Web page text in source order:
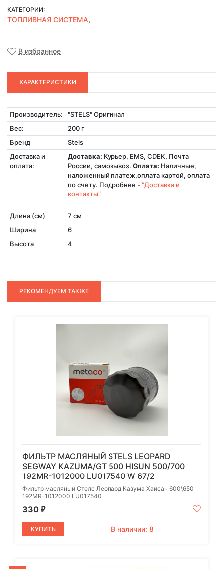
КАТЕГОРИИ:
ТОПЛИВНАЯ СИСТЕМА,
В избранное
ХАРАКТЕРИСТИКИ
Производитель:
"STELS" Оригинал
Вес:
200 г
Бренд
Stels
Доставка и
оплата:
Доставка: Курьер, EMS, CDEK, Почта
России, самовывоз. Оплата: Наличные,
наложенный платеж,оплата картой, оплата
по счету. Подробнее - "Доставка и
контакты"
Длина (см)
7 см
Ширина
6
Высота
4
РЕКОМЕНДУЕМ ТАКЖЕ
ФИЛЬТР МАСЛЯНЫЙ STELS LEOPARD
SEGWAY KAZUMA/GT 500 HISUN 500/700
192MR-1012000 LU017540 W 67/2
Фильтр масляный Стелс Леопард Казума Хайсан 600\650
192MR-1012000 LU017540
330 ₽
КУПИТЬ В наличии: 8